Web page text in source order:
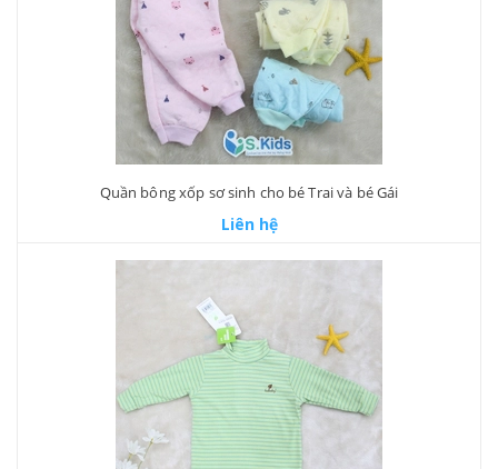
Quần bông xốp sơ sinh cho bé Trai và bé Gái
Liên hệ